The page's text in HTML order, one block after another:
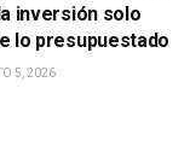
inversión solo
lo presupuestado
5, 2026